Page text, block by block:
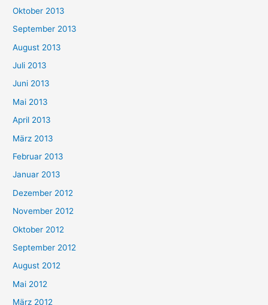
Oktober 2013
September 2013
August 2013
Juli 2013
Juni 2013
Mai 2013
April 2013
März 2013
Februar 2013
Januar 2013
Dezember 2012
November 2012
Oktober 2012
September 2012
August 2012
Mai 2012
März 2012